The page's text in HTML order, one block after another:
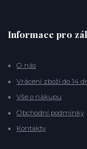
Informace pro
O nás
Vrácení zboží do 14
Vše o nákupu
Obchodní podmínky
Kontakty